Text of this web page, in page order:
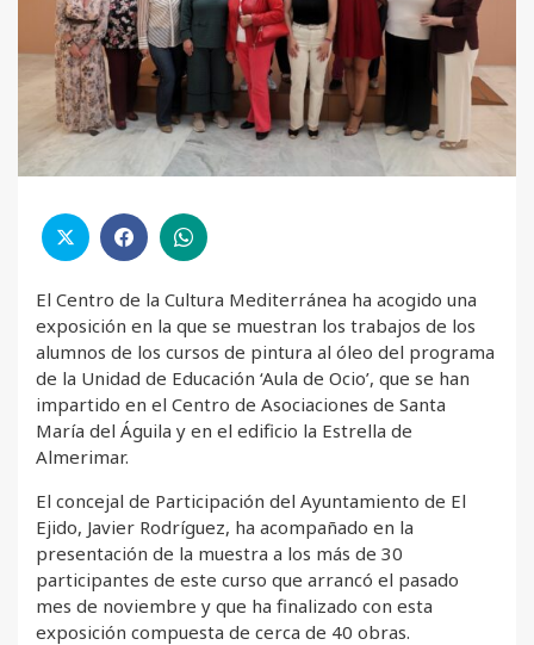
El Centro de la Cultura Mediterránea ha acogido una
exposición en la que se muestran los trabajos de los
alumnos de los cursos de pintura al óleo del programa
de la Unidad de Educación ‘Aula de Ocio’, que se han
impartido en el Centro de Asociaciones de Santa
María del Águila y en el edificio la Estrella de
Almerimar.
El concejal de Participación del Ayuntamiento de El
Ejido, Javier Rodríguez, ha acompañado en la
presentación de la muestra a los más de 30
participantes de este curso que arrancó el pasado
mes de noviembre y que ha finalizado con esta
exposición compuesta de cerca de 40 obras.